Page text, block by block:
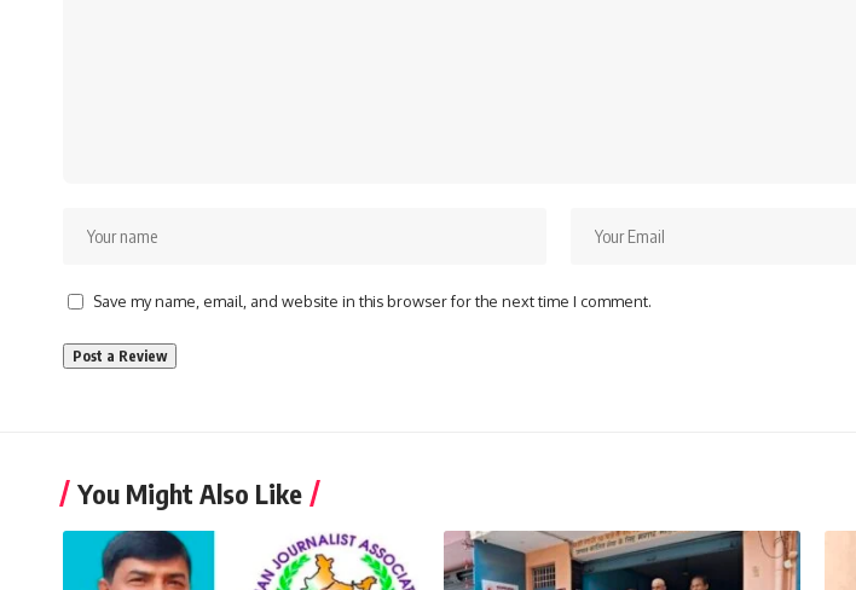
Save my name, email, and website in this browser for the next time I comment.
You Might Also Like